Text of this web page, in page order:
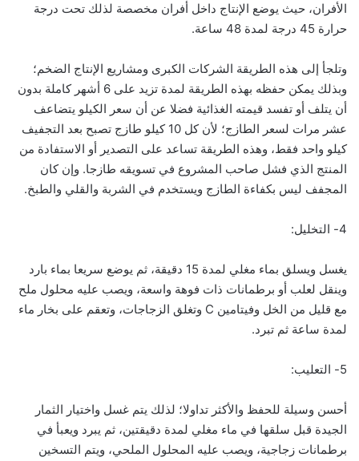
الأفران، حيث يوضع الإنتاج داخل أفران مخصصة لذلك تحت درجة
حرارة 45 درجة لمدة 48 ساعة.
وتلجأ إلى هذه الطريقة الشركات الكبرى ومشاريع الإنتاج الضخم؛
وبذلك يمكن حفظه بهذه الطريقة لمدة تزيد على 6 أشهر كاملة بدون
أن يتلف أو تفسد قيمته الغذائية فضلا عن أن سعر الكيلو يتضاعف
عشر مرات لسعر الطازج؛ لأن كل 10 كيلو طازج تصبح بعد التجفيف
كيلو واحد فقط، وهذه الطريقة تساعد على التصدير أو الاستفادة من
المنتج الذي فشل صاحب المشروع في تسويقه طازجا. وإن كان
المجفف ليس بكفاءة الطازج ويستخدم في الشربة والقلي والطبخ.
4- التخليل:
يغسل ويسلق بماء مغلي لمدة 15 دقيقة، ثم يوضع سريعا بماء بارد
وينقل لعلب أو برطمانات ذات فوهة واسعة، ويصب عليه محلول ملح
مع قليل من الخل وفيتامين C وتغلق الزجاجات، وتعقم على بخار ماء
لمدة ساعة ثم تبرد.
5- التعليب:
أحسن وسيلة للحفظ والأكثر تداولا؛ لذلك يتم غسل واختيار الثمار
الجيدة قبل سلقها في ماء مغلي لمدة دقيقتين، ثم يبرد ويعبأ في
برطمانات زجاجية، ويصب عليه المحلول الملحي، ويتم التسخين